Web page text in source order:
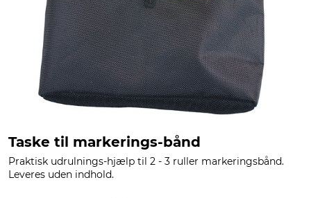
Taske til markerings-bånd
Praktisk udrulnings-hjælp til 2 - 3 ruller markeringsbånd.
Leveres uden indhold.